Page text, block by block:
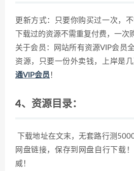
更新方式：只要你购买过一次，
下载过的资源不需重复付费，一次
关于会员：网站所有资源VIP会员
资源，只要一份外卖钱，上岸是几
通VIP会员 ！
4、资源目录：
下载地址在文末，无套路行测
网盘链接，保存到网盘自行下载
威！